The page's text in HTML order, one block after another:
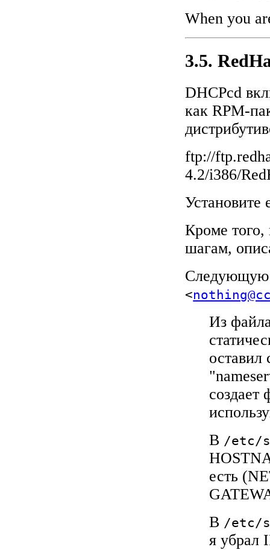
When you
3.5.
DHCPcd
как RPM-
ftp://
4.2/i386/
Установите
Кроме того,
шагам,
Следующую
<
Из
оставил
создает
В /etc/
есть
В /etc/
я убрал